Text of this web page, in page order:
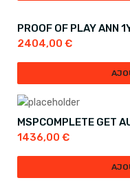
PROOF OF PLAY ANN
2404,00 €
MSPCOMPLETE GET
1436,00 €